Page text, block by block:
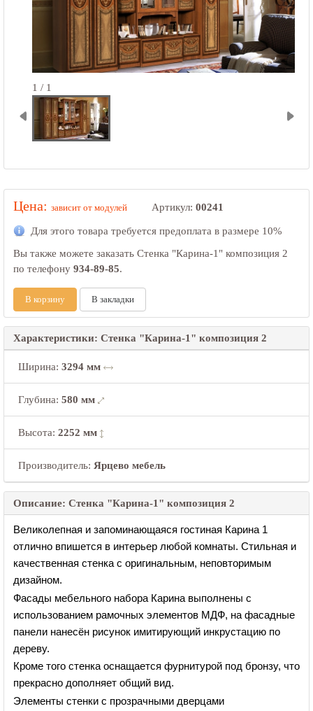
1 / 1
Цена: зависит от модулей Артикул: 00241
Для этого товара требуется предоплата в размере 10%
Вы также можете заказать Стенка "Карина-1" композиция 2
по телефону 934-89-85.
В корзину В закладки
Характеристики: Стенка "Карина-1" композиция 2
Ширина: 3294 мм
Глубина: 580 мм
Высота: 2252 мм
Производитель: Ярцево мебель
Описание: Стенка "Карина-1" композиция 2
Великолепная и запоминающаяся гостиная Карина 1
отлично впишется в интерьер любой комнаты. Стильная и
качественная стенка с оригинальным, неповторимым
дизайном.
Фасады мебельного набора Карина выполнены с
использованием рамочных элементов МДФ, на фасадные
панели нанесён рисунок имитирующий инкрустацию по
дереву.
Кроме того стенка оснащается фурнитурой под бронзу, что
прекрасно дополняет общий вид.
Элементы стенки с прозрачными дверцами